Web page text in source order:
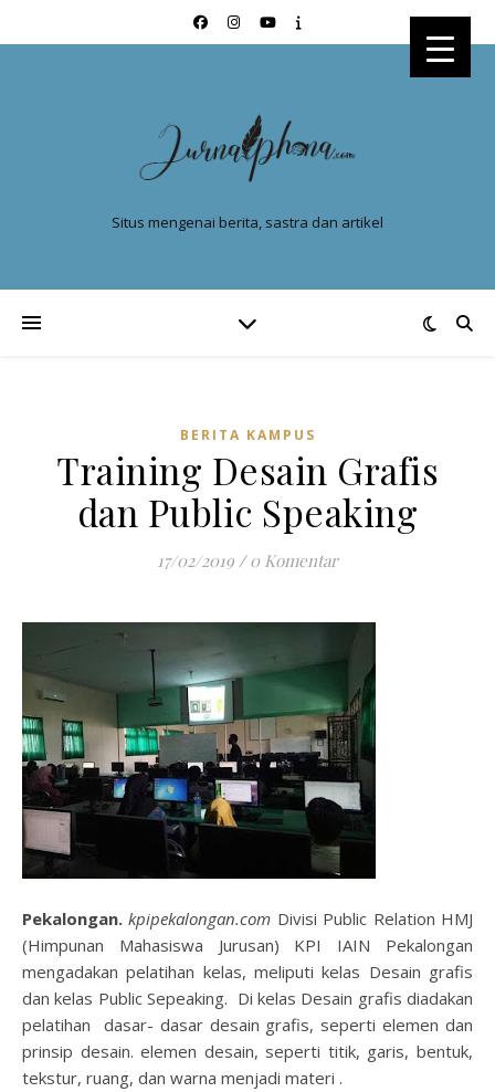
Situs mengenai berita, sastra dan artikel
BERITA KAMPUS
Training Desain Grafis
dan Public Speaking
17/02/2019 / 0 Komentar
Pekalongan. kpipekalongan.com Divisi Public Relation HMJ
(Himpunan Mahasiswa Jurusan) KPI IAIN Pekalongan
mengadakan pelatihan kelas, meliputi kelas Desain grafis
dan kelas Public Sepeaking. Di kelas Desain grafis diadakan
pelatihan dasar- dasar desain grafis, seperti elemen dan
prinsip desain. elemen desain, seperti titik, garis, bentuk,
tekstur, ruang, dan warna menjadi materi .